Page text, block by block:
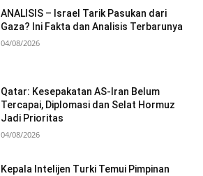
ANALISIS – Israel Tarik Pasukan dari
Gaza? Ini Fakta dan Analisis Terbarunya
04/08/2026
Qatar: Kesepakatan AS-Iran Belum
Tercapai, Diplomasi dan Selat Hormuz
Jadi Prioritas
04/08/2026
Kepala Intelijen Turki Temui Pimpinan